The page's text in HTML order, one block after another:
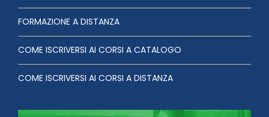
FORMAZIONE A DISTANZA
COME ISCRIVERSI AI CORSI A CATALOGO
COME ISCRIVERSI AI CORSI A DISTANZA